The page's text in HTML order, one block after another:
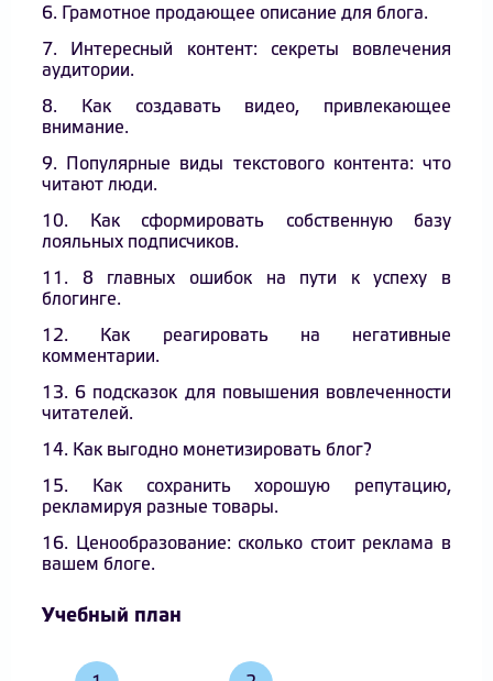
6. Грамотное продающее описание для блога.
7. Интересный контент: секреты вовлечения
аудитории.
8. Как создавать видео, привлекающее
внимание.
9. Популярные виды текстового контента: что
читают люди.
10. Как сформировать собственную базу
лояльных подписчиков.
11. 8 главных ошибок на пути к успеху в
блогинге.
12. Как реагировать на негативные
комментарии.
13. 6 подсказок для повышения вовлеченности
читателей.
14. Как выгодно монетизировать блог?
15. Как сохранить хорошую репутацию,
рекламируя разные товары.
16. Ценообразование: сколько стоит реклама в
вашем блоге.
Учебный план